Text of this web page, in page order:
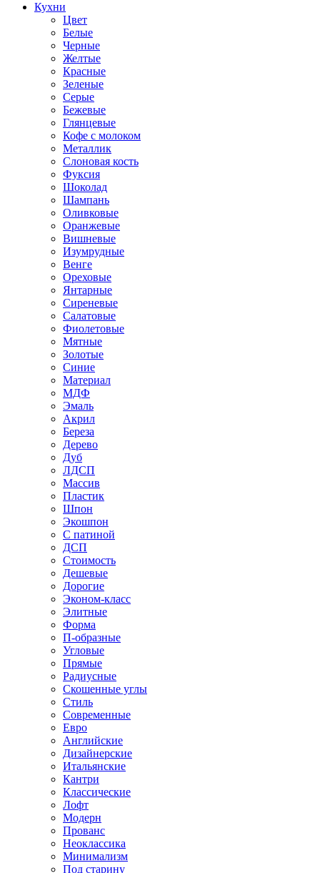
Кухни
Цвет
Белые
Черные
Желтые
Красные
Зеленые
Серые
Бежевые
Глянцевые
Кофе с молоком
Металлик
Слоновая кость
Фуксия
Шоколад
Шампань
Оливковые
Оранжевые
Вишневые
Изумрудные
Венге
Ореховые
Янтарные
Сиреневые
Салатовые
Фиолетовые
Мятные
Золотые
Синие
Материал
МДФ
Эмаль
Акрил
Береза
Дерево
Дуб
ЛДСП
Массив
Пластик
Шпон
Экошпон
С патиной
ДСП
Стоимость
Дешевые
Дорогие
Эконом-класс
Элитные
Форма
П-образные
Угловые
Прямые
Радиусные
Скошенные углы
Стиль
Современные
Евро
Английские
Дизайнерские
Итальянские
Кантри
Классические
Лофт
Модерн
Прованс
Неоклассика
Минимализм
Под старину